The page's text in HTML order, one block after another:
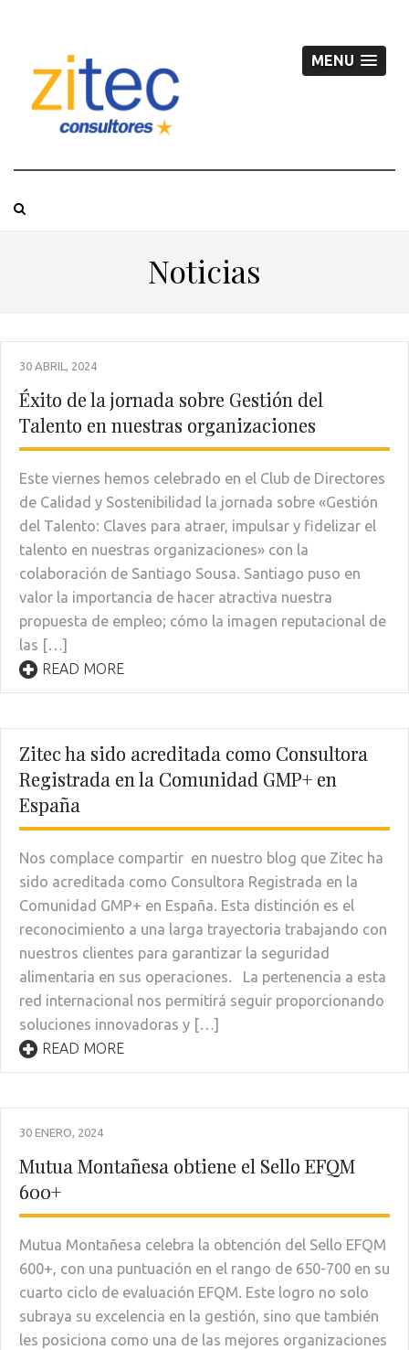
MENU
Noticias
30 ABRIL, 2024
Éxito de la jornada sobre Gestión del
Talento en nuestras organizaciones
Este viernes hemos celebrado en el Club de Directores
de Calidad y Sostenibilidad la jornada sobre «Gestión
del Talento: Claves para atraer, impulsar y fidelizar el
talento en nuestras organizaciones» con la
colaboración de Santiago Sousa. Santiago puso en
valor la importancia de hacer atractiva nuestra
propuesta de empleo; cómo la imagen reputacional de
las […]
READ MORE
Zitec ha sido acreditada como Consultora
Registrada en la Comunidad GMP+ en
España
Nos complace compartir en nuestro blog que Zitec ha
sido acreditada como Consultora Registrada en la
Comunidad GMP+ en España. Esta distinción es el
reconocimiento a una larga trayectoria trabajando con
nuestros clientes para garantizar la seguridad
alimentaria en sus operaciones. La pertenencia a esta
red internacional nos permitirá seguir proporcionando
soluciones innovadoras y […]
READ MORE
30 ENERO, 2024
Mutua Montañesa obtiene el Sello EFQM
600+
Mutua Montañesa celebra la obtención del Sello EFQM
600+, con una puntuación en el rango de 650-700 en su
cuarto ciclo de evaluación EFQM. Este logro no solo
subraya su excelencia en la gestión, sino que también
les posiciona como una de las mejores organizaciones